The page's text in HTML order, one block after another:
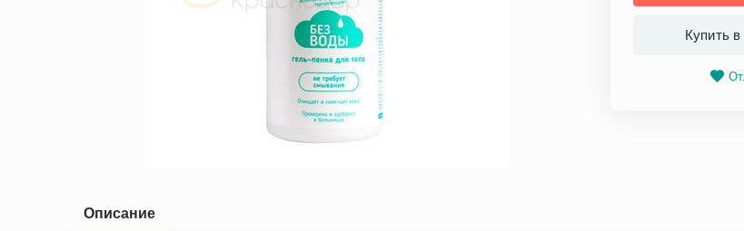
Купить
Описание